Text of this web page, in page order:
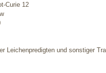
Curie 12
Leichenpredigten und sonstiger